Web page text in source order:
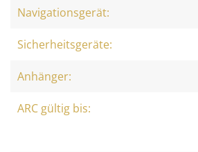
Navigationsgerät:
Sicherheitsgeräte:
Anhänger:
ARC gültig bis: